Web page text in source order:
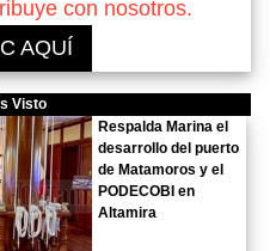
con nosotros.
AQUÍ
Visto
Respalda Marina el
desarrollo del puerto
de Matamoros y el
PODECOBI en
Altamira